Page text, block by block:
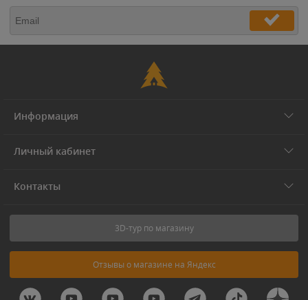
Информация
Личный кабинет
Контакты
3D-тур по магазину
Отзывы о магазине на Яндекс